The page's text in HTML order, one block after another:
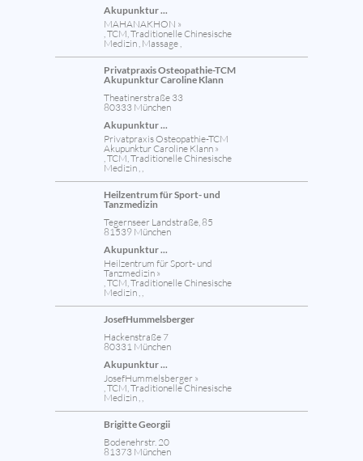
Akupunktur ...
MAHANAKHON »
, TCM, Traditionelle Chinesische
Medizin , Massage ,
Privatpraxis Osteopathie-TCM
Akupunktur Caroline Klann
Theatinerstraße 33
80333 München
Akupunktur ...
Privatpraxis Osteopathie-TCM
Akupunktur Caroline Klann »
, TCM, Traditionelle Chinesische
Medizin , ,
Heilzentrum für Sport- und
Tanzmedizin
Tegernseer Landstraße, 85
81539 München
Akupunktur ...
Heilzentrum für Sport- und
Tanzmedizin »
, TCM, Traditionelle Chinesische
Medizin , ,
JosefHummelsberger
Hackenstraße 7
80331 München
Akupunktur ...
JosefHummelsberger »
, TCM, Traditionelle Chinesische
Medizin , ,
Brigitte Georgii
Bodenehrstr. 20
81373 München